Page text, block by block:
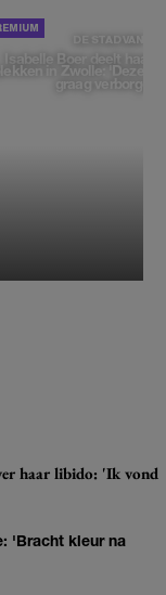
DE STAD VAN
Isabelle Boer deelt haar
in Zwolle: 'Deze
graag verborgen'
haar libido: 'Ik vond
'Bracht kleur na